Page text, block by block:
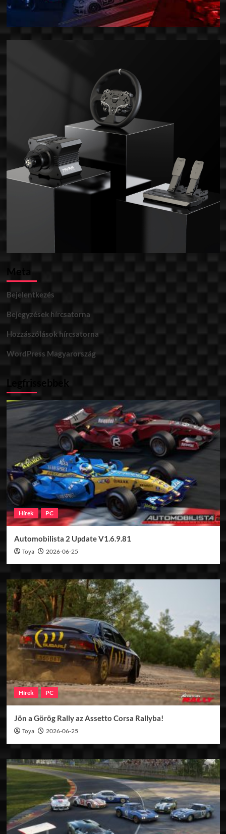
Meta
Bejelentkezés
Bejegyzések hírcsatorna
Hozzászólások hírcsatorna
WordPress Magyarország
Legfrissebbek
Hírek PC
Automobilista 2 Update V1.6.9.81
Toya 2026-06-25
Hírek PC
Jön a Görög Rally az Assetto Corsa Rallyba!
Toya 2026-06-25